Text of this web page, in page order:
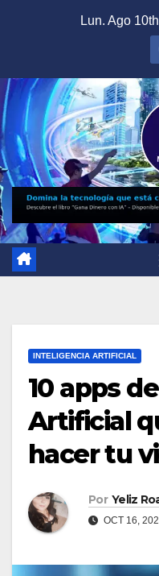
Lun. Ago
INTELIGENCIA ARTIFICIAL
10 apps
Artificial
hacer tu
Por Yeliz
OCT 16,